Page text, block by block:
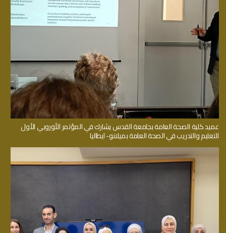
عميد كلية الصحة العامة بجامعة القدس يشارك في المؤتمر الأوروبي الأول
للتعليم والتدريب في الصحة العامة بميلانو- ايطاليا